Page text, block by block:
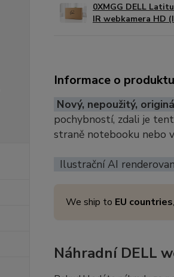
0XMGG DELL
IR webkamera HD
Informace o produktu
Nový, nepoužitý,
pochybností, zdali je
straně notebooku nebo
Ilustrační AI
We ship to EU countries
Náhradní DELL